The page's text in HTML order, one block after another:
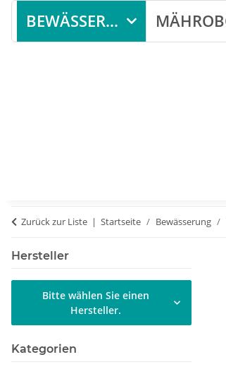
BEWÄSSERUNG
Zurück zur Liste Startseite Bewässerung
Hersteller
Bitte wählen Sie einen
Hersteller.
Kategorien